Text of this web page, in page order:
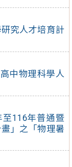
究人才培育計
中物理科學人
至116年普通暨
」之「物理暑